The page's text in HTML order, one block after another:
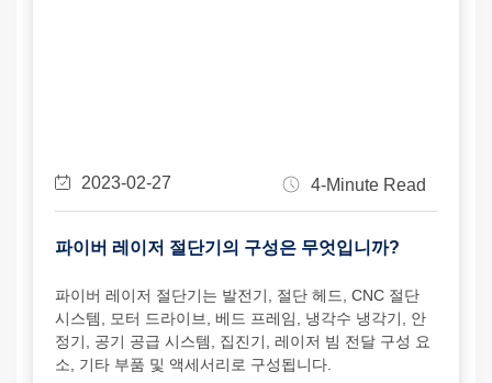
2023-02-27 4-Minute Read
파이버 레이저 절단기의 구성은 무엇입니까?
파이버 레이저 절단기는 발전기, 절단 헤드, CNC 절단
시스템, 모터 드라이브, 베드 프레임, 냉각수 냉각기, 안
정기, 공기 공급 시스템, 집진기, 레이저 빔 전달 구성 요
소, 기타 부품 및 액세서리로 구성됩니다.